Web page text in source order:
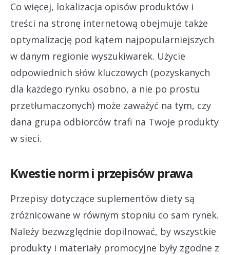
Co więcej, lokalizacja opisów produktów i
treści na stronę internetową obejmuje także
optymalizację pod kątem najpopularniejszych
w danym regionie wyszukiwarek. Użycie
odpowiednich słów kluczowych (pozyskanych
dla każdego rynku osobno, a nie po prostu
przetłumaczonych) może zaważyć na tym, czy
dana grupa odbiorców trafi na Twoje produkty
w sieci.
Kwestie norm i przepisów prawa
Przepisy dotyczące suplementów diety są
zróżnicowane w równym stopniu co sam rynek.
Należy bezwzględnie dopilnować, by wszystkie
produkty i materiały promocyjne były zgodne z